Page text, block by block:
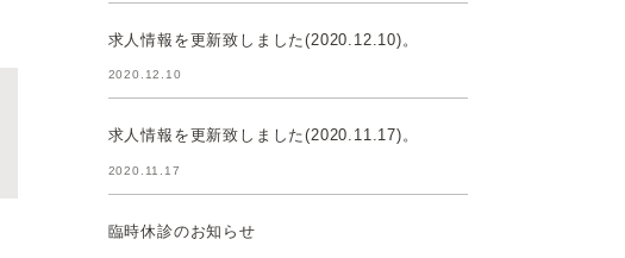
求人情報を更新致しました(2020.12.10)。
2020.12.10
求人情報を更新致しました(2020.11.17)。
2020.11.17
臨時休診のお知らせ